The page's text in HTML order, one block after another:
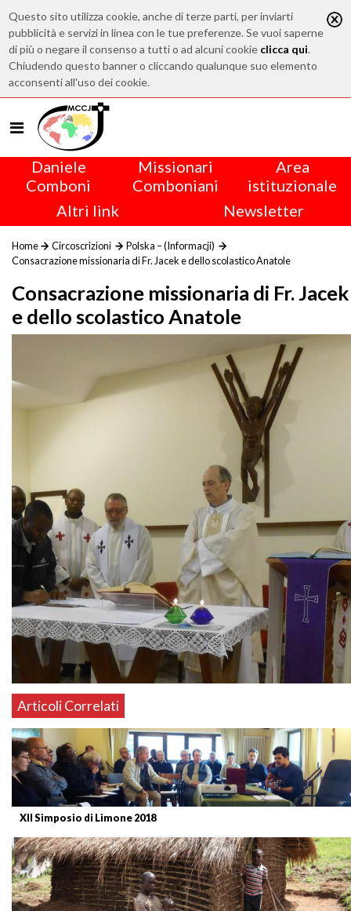
Questo sito utilizza cookie, anche di terze parti, per inviarti
pubblicità e servizi in linea con le tue preferenze. Se vuoi saperne
di più o negare il consenso a tutti o ad alcuni cookie clicca qui.
Chiudendo questo banner o cliccando qualunque suo elemento
acconsenti all'uso dei cookie.
Daniele
Comboni
Missionari
Comboniani
Area
istituzionale
Altri link
Newsletter
Home Circoscrizioni
Polska – (Informacji)
Consacrazione missionaria di Fr. Jacek e dello scolastico Anatole
Consacrazione missionaria di Fr. Jacek
e dello scolastico Anatole
Articoli Correlati
XII Simposio di Limone 2018